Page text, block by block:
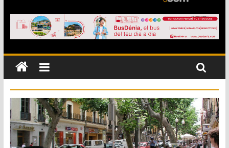
El XII Festival de Jazz de Dénia reunirá durante agosto a
figuras nacionales e internacionales en los Jardins de
Torrecremada